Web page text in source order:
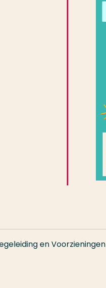
en Voorzieningen